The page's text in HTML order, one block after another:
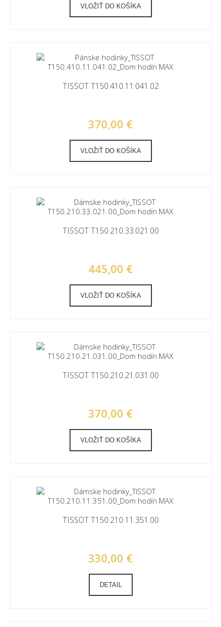
VLOŽIŤ DO KOŠÍKA
TISSOT T150.410.11.041.02
370,00 €
VLOŽIŤ DO KOŠÍKA
TISSOT T150.210.33.021.00
445,00 €
VLOŽIŤ DO KOŠÍKA
TISSOT T150.210.21.031.00
370,00 €
VLOŽIŤ DO KOŠÍKA
TISSOT T150.210.11.351.00
330,00 €
DETAIL